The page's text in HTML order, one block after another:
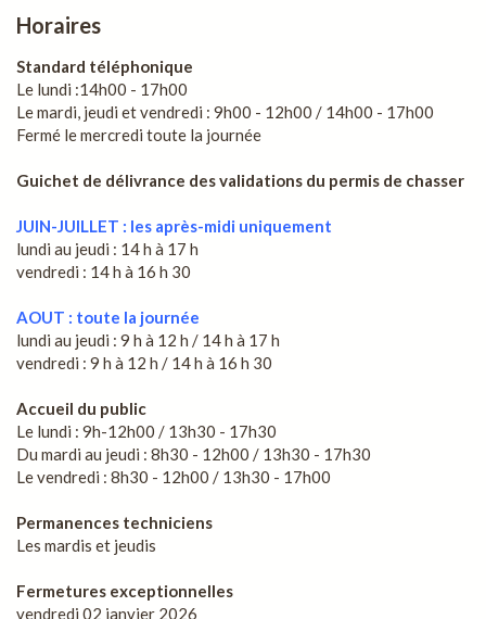
Horaires
Standard téléphonique
Le lundi :14h00 - 17h00
Le mardi, jeudi et vendredi : 9h00 - 12h00 / 14h00 - 17h00
Fermé le mercredi toute la journée
Guichet de délivrance des validations du permis de chasser
JUIN-JUILLET : les après-midi uniquement
lundi au jeudi : 14 h à 17 h
vendredi : 14 h à 16 h 30
AOUT : toute la journée
lundi au jeudi : 9 h à 12 h / 14 h à 17 h
vendredi : 9 h à 12 h / 14 h à 16 h 30
Accueil du public
Le lundi : 9h-12h00 / 13h30 - 17h30
Du mardi au jeudi : 8h30 - 12h00 / 13h30 - 17h30
Le vendredi : 8h30 - 12h00 / 13h30 - 17h00
Permanences techniciens
Les mardis et jeudis
Fermetures exceptionnelles
vendredi 02 janvier 2026